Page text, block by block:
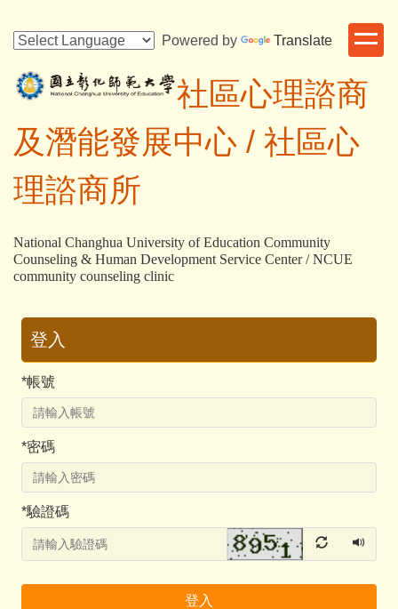
到
要
內
區
Powered by Translate
社區心理諮商
及潛能發展中心 / 社區心
理諮商所
National Changhua University of Education Community
Counseling & Human Development Service Center / NCUE
community counseling clinic
登入
*帳號
*密碼
*驗證碼
登入